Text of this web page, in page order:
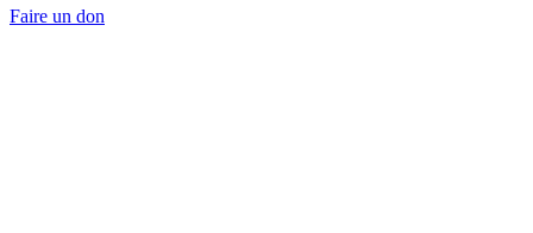
Faire un don